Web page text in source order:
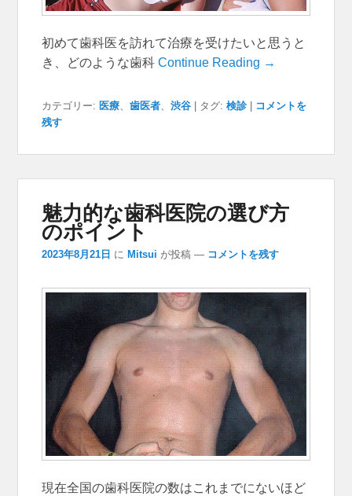
初めて歯科医を訪れて治療を受けたいと思うと
き、どのような歯科Continue Reading →
カテゴリー: 医療 、歯医者 、渋谷 | タグ: 検診 | コメントを
残す
魅力的な歯科医院の選び方
のポイント
2023年8月21日 に Mitsui が投稿 — コメントを残す
現在全国の歯科医院の数はこれまでにないほど